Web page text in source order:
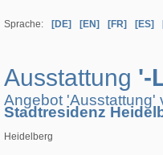
Sprache: [DE] [EN] [FR] [ES]
Ausstattung '-
Angebot 'Ausstattung'
Stadtresidenz
Heidelberg